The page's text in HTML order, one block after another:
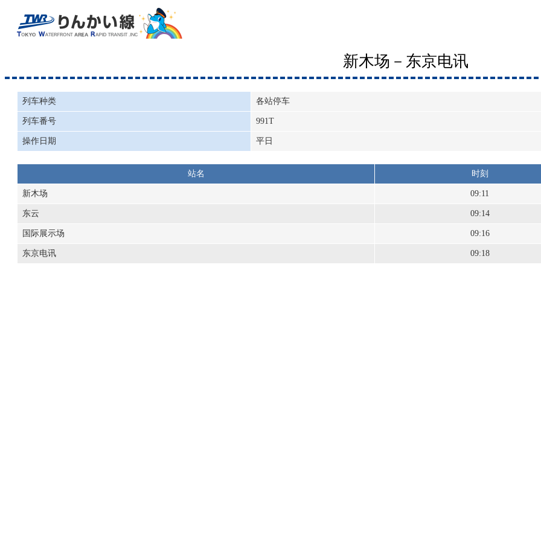
新木场－东京电讯
列车种类 各站停车
列车番号 991T
操作日期 平日
站名 时刻
新木场 09:11
东云 09:14
国际展示场 09:16
东京电讯 09:18